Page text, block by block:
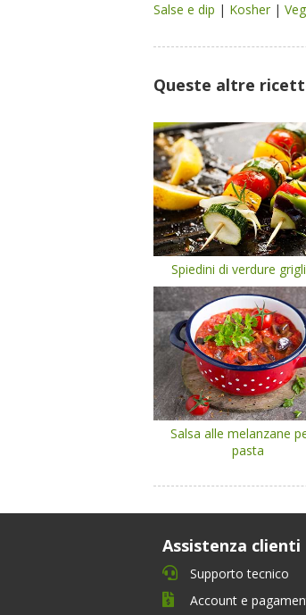
Salse e dip | Kosher |
Queste altre
Spiedini di verdure
Salsa alle melanzane
pasta
Assistenza clienti
Supporto tecnico
Account e